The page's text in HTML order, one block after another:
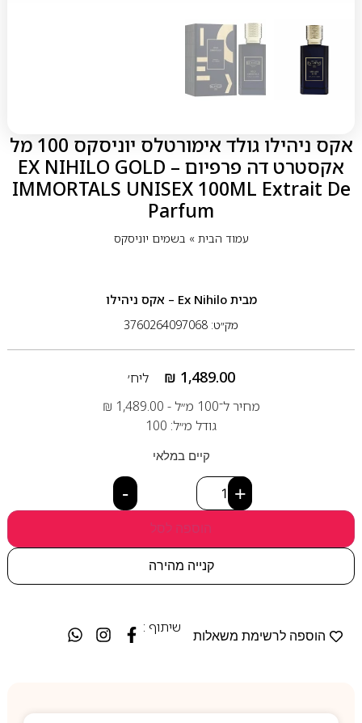
אקס ניהילו גולד אימורטלס יוניסקס 100 מל
אקסטרט דה פרפיום – EX NIHILO GOLD
IMMORTALS UNISEX 100ML Extrait De
Parfum
עמוד הבית» בשמים יוניסקס
מבית Ex Nihilo – אקס ניהילו
מק״ט: 3760264097068
₪ 1,489.00
ליח׳
מחיר ל־100 מ״ל -
₪ 1,489.00
גודל מ״ל: 100
קיים במלאי
- +
הוספה לסל
קנייה מהירה
הוספה לרשימת משאלות
שיתוף :